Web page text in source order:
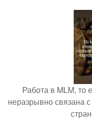
Работа в MLM, то
неразрывно связана